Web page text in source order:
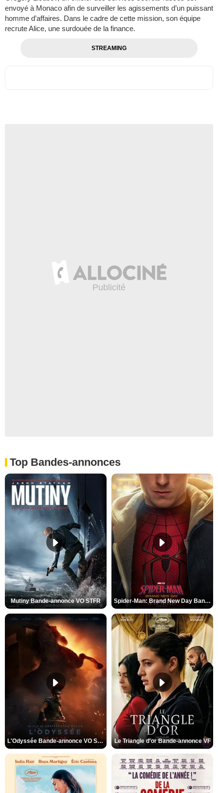
envoyé à Monaco afin de surveiller les agissements d’un puissant
homme d’affaires. Dans le cadre de cette mission, son équipe
recrute Alice, une surdouée de la finance.
STREAMING
Top Bandes-annonces
Mutiny Bande-annonce VO STFR Spider-Man: Brand New Day Bande-annonce VO STFR
L'Odyssée Bande-annonce VO STFR Le Triangle d'or Bande-annonce VF